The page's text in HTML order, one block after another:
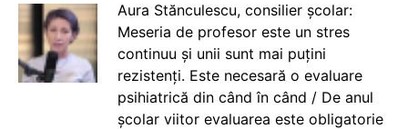
Aura Stănculescu, consilier școlar:
Meseria de profesor este un stres
continuu și unii sunt mai puțini
rezistenți. Este necesară o evaluare
psihiatrică din când în când / De anul
școlar viitor evaluarea este obligatorie